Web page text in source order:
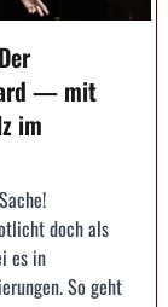
— mit
im
doch als
es in
So geht